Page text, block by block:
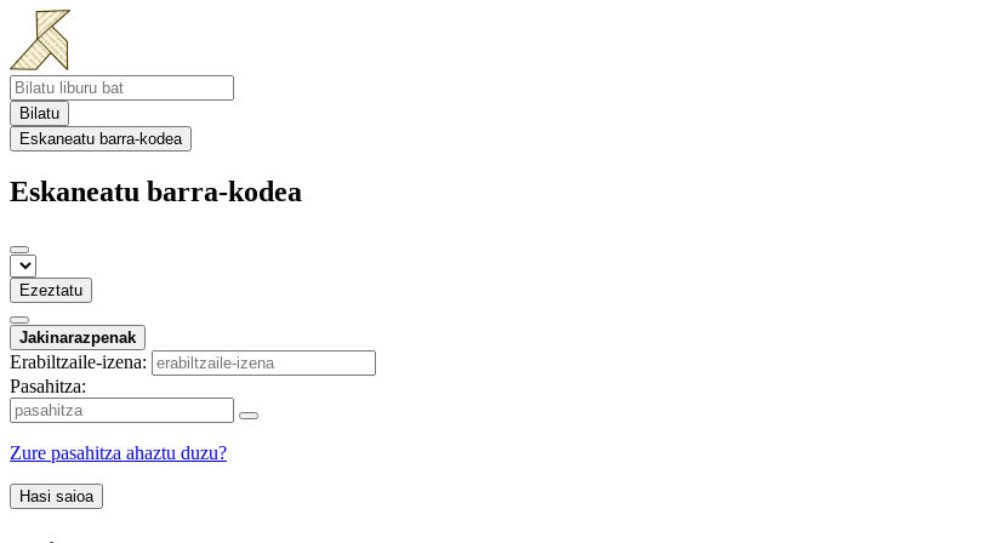
Bilatu
Eskaneatu barra-kodea
Eskaneatu barra-kodea
Ezeztatu
Jakinarazpenak
Erabiltzaile-izena:
Pasahitza:
Zure pasahitza ahaztu duzu?
Hasi saioa